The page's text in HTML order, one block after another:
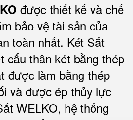
được thiết kế và chế
bảo vệ tài sản của
toàn nhất. Két Sắt
cấu thân két bằng thép
được làm bằng thép
và được ép thủy lực
WELKO, hệ thống